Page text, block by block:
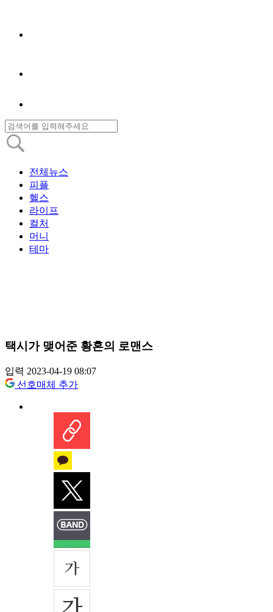
전체뉴스
피플
헬스
라이프
컬처
머니
테마
택시가 맺어준 황혼의 로맨스
입력 2023-04-19 08:07
선호매체 추가